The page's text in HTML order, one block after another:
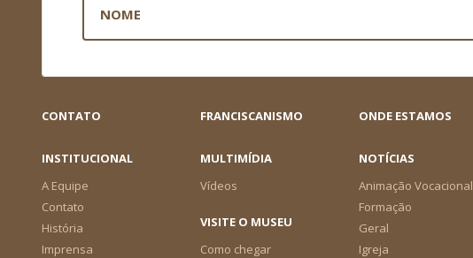
CONTATO FRANCISCANISMO ONDE ESTAMOS
INSTITUCIONAL
A Equipe
Contato
História
Imprensa
MULTIMÍDIA
Vídeos
NOTÍCIAS
Animação Vocacional
Formação
Geral
Igreja
VISITE O MUSEU
Como chegar